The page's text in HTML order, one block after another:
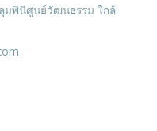
มพินีศูนย์วัฒนธรรม ใกล้